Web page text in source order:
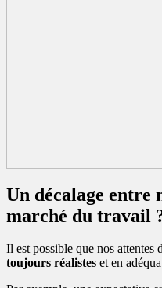
Un décalage entre
marché du travail
Il est possible que nos attentes
toujours réalistes et en